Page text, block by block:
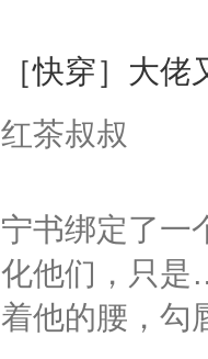
［快穿］大
红茶叔叔
宁书绑定了一
化他们，只是
着他的腰，勾